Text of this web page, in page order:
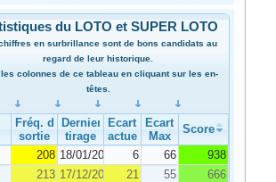
du LOTO et SUPER LOTO
en surbrillance sont de bons candidats au
regard de leur historique.
les colonnes de ce tableau en cliquant sur les en-
têtes.
Fréq. de
sortie
Dernier
tirage
Ecart
actuel
Ecart
Max
Score
208 18/01/2023 6 66
938
213 17/12/2022 21 55
666